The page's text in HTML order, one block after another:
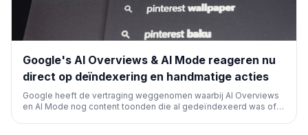
Google's AI Overviews & AI Mode reageren nu
direct op deïndexering en handmatige acties
Google heeft de vertraging weggenomen waarbij AI Overviews
en AI Mode nog content toonden die al gedeïndexeerd was of